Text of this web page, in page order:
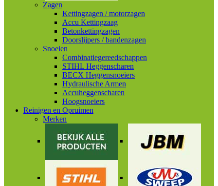
Zagen
Kettingzagen / motorzagen
Accu Kettingzaag
Betonkettingzagen
Doorslijpers / bandenzagen
Snoeien
Combinatiegereedschappen
STIHL Heggenscharen
BECX Heggensnoeiers
Hydraulische Armen
Accuheggenscharen
Hoogsnoeiers
Reinigen en Opruimen
Merken